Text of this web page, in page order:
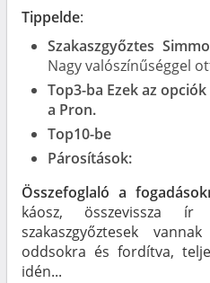
Tippelde:
Szakaszgyőztes
Nagy valószínűséggel
Top3-ba Ezek az
a Pron.
Top10-be
Párosítások:
Összefoglaló a
káosz, összevissza
szakaszgyőztesek
oddsokra és fordítva,
idén...